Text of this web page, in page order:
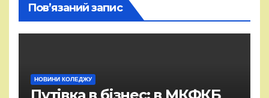
Пов’язаний запис
НОВИНИ КОЛЕДЖУ